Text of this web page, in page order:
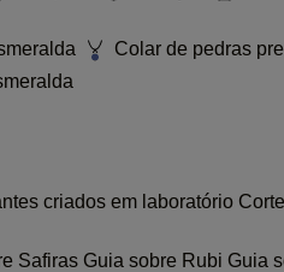
Colar de pedras
criados em laboratório
Safiras Guia sobre Rubi Guia